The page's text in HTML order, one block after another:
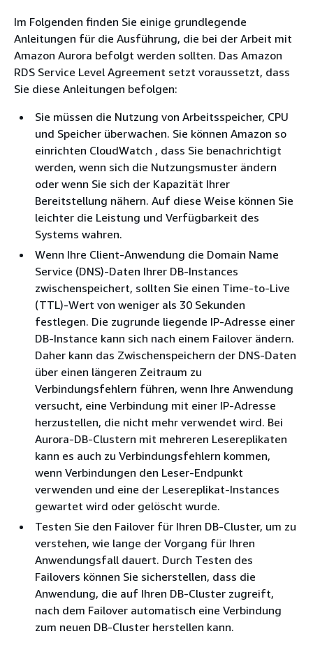
Im Folgenden finden Sie einige grundlegende
Anleitungen für die Ausführung, die bei der Arbeit mit
Amazon Aurora befolgt werden sollten. Das Amazon
RDS Service Level Agreement setzt voraussetzt, dass
Sie diese Anleitungen befolgen:
Sie müssen die Nutzung von Arbeitsspeicher, CPU
und Speicher überwachen. Sie können Amazon so
einrichten CloudWatch , dass Sie benachrichtigt
werden, wenn sich die Nutzungsmuster ändern
oder wenn Sie sich der Kapazität Ihrer
Bereitstellung nähern. Auf diese Weise können Sie
leichter die Leistung und Verfügbarkeit des
Systems wahren.
Wenn Ihre Client-Anwendung die Domain Name
Service (DNS)-Daten Ihrer DB-Instances
zwischenspeichert, sollten Sie einen Time-to-Live
(TTL)-Wert von weniger als 30 Sekunden
festlegen. Die zugrunde liegende IP-Adresse einer
DB-Instance kann sich nach einem Failover ändern.
Daher kann das Zwischenspeichern der DNS-Daten
über einen längeren Zeitraum zu
Verbindungsfehlern führen, wenn Ihre Anwendung
versucht, eine Verbindung mit einer IP-Adresse
herzustellen, die nicht mehr verwendet wird. Bei
Aurora-DB-Clustern mit mehreren Lesereplikaten
kann es auch zu Verbindungsfehlern kommen,
wenn Verbindungen den Leser-Endpunkt
verwenden und eine der Lesereplikat-Instances
gewartet wird oder gelöscht wurde.
Testen Sie den Failover für Ihren DB-Cluster, um zu
verstehen, wie lange der Vorgang für Ihren
Anwendungsfall dauert. Durch Testen des
Failovers können Sie sicherstellen, dass die
Anwendung, die auf Ihren DB-Cluster zugreift,
nach dem Failover automatisch eine Verbindung
zum neuen DB-Cluster herstellen kann.